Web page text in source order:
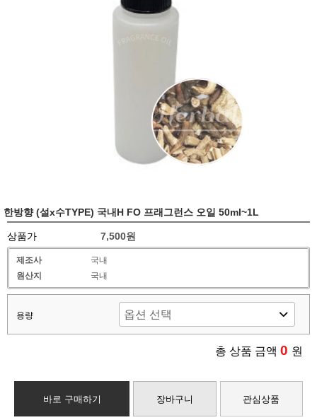
한방향 (설x수TYPE) 국내H FO 프래그런스 오일 50ml~1L
상품가 7,500원
제조사
국내
원산지
국내
용량
총 상품 금액 0 원
바로 구매하기 장바구니 관심상품